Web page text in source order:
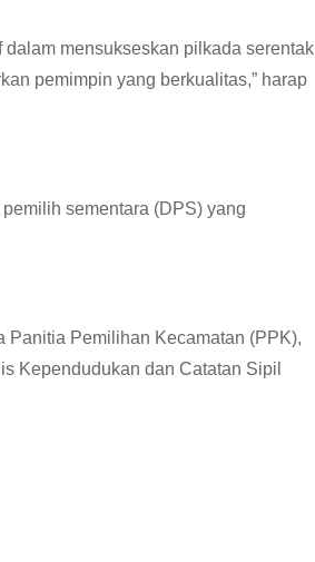
mensukseskan pilkada serentak
pemimpin yang berkualitas,” harap
sementara (DPS) yang
Panitia Pemilihan Kecamatan (PPK),
Kependudukan dan Catatan Sipil